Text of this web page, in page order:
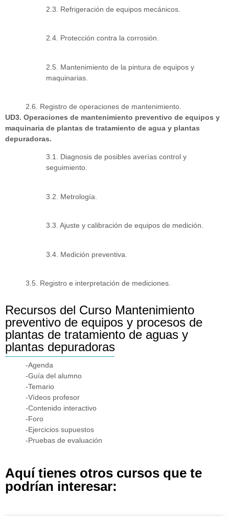
2.3. Refrigeración de equipos mecánicos.
2.4. Protección contra la corrosión.
2.5. Mantenimiento de la pintura de equipos y
maquinarias.
2.6. Registro de operaciones de mantenimiento.
UD3. Operaciones de mantenimiento preventivo de equipos y
maquinaria de plantas de tratamiento de agua y plantas
depuradoras.
3.1. Diagnosis de posibles averías control y
seguimiento.
3.2. Metrología.
3.3. Ajuste y calibración de equipos de medición.
3.4. Medición preventiva.
3.5. Registro e interpretación de mediciones.
Recursos del Curso Mantenimiento
preventivo de equipos y procesos de
plantas de tratamiento de aguas y
plantas depuradoras
-Agenda
-Guía del alumno
-Temario
-Vídeos profesor
-Contenido interactivo
-Foro
-Ejercicios supuestos
-Pruebas de evaluación
Aquí tienes otros cursos que te
podrían interesar: